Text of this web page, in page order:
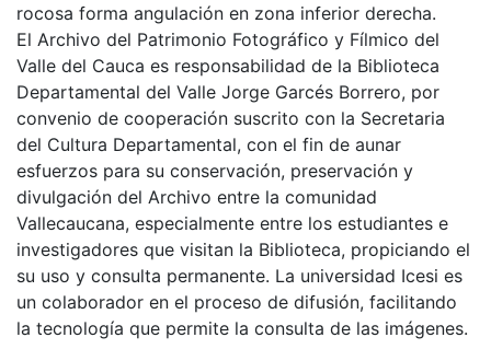
rocosa forma angulación en zona inferior derecha.
El Archivo del Patrimonio Fotográfico y Fílmico del
Valle del Cauca es responsabilidad de la Biblioteca
Departamental del Valle Jorge Garcés Borrero, por
convenio de cooperación suscrito con la Secretaria
del Cultura Departamental, con el fin de aunar
esfuerzos para su conservación, preservación y
divulgación del Archivo entre la comunidad
Vallecaucana, especialmente entre los estudiantes e
investigadores que visitan la Biblioteca, propiciando el
su uso y consulta permanente. La universidad Icesi es
un colaborador en el proceso de difusión, facilitando
la tecnología que permite la consulta de las imágenes.